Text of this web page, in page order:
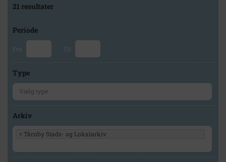
21 resultater
Periode
Fra Til
Type
Arkiv
× Tårnby Stads- og Lokalarkiv